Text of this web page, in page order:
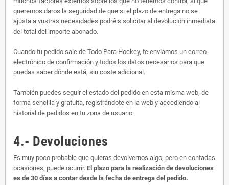
queremos daros la seguridad de que si el plazo de entrega no se
ajusta a vustras necesidades podréis solicitar al devolución inmediata
del total del importe abonado.
Cuando tu pedido sale de Todo Para Hockey, te enviamos un correo
electrónico de confirmación y todos los datos necesarios para que
puedas saber dónde está, sin coste adicional.
También puedes seguir el estado del pedido en esta misma web, de
forma sencilla y gratuita, registrándote en la web y accediendo al
historial de pedidos en tu zona de usuario.
4.- Devoluciones
Es muy poco probable que quieras devolvernos algo, pero en contadas
ocasiones, puede ocurrir. El plazo para la realización de devoluciones
es de 30 días a contar desde la fecha de entrega del pedido.